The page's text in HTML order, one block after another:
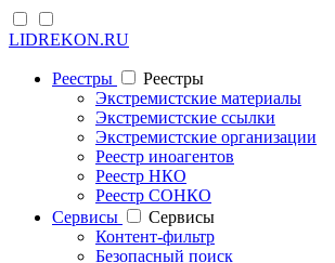
LIDREKON.RU
Реестры
Реестры
Экстремистские материалы
Экстремистские ссылки
Экстремистские организации
Реестр иноагентов
Реестр НКО
Реестр СОНКО
Cервисы
Cервисы
Контент-фильтр
Безопасный поиск